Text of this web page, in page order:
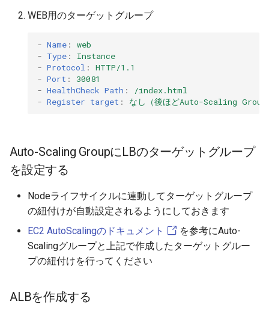
WEB用のターゲットグループ
- Name :
web
- Type :
Instance
- Protocol :
HTTP/1.1
- Port :
30081
- HealthCheck Path :
/index.html
- Register target : なし（後ほどAuto-Scaling Group
Auto-Scaling GroupにLBのターゲットグループ
を設定する
Nodeライフサイクルに連動してターゲットグループ
の紐付けが自動設定されるようにしておきます
EC2 AutoScalingのドキュメント
を参考にAuto-
Scalingグループと上記で作成したターゲットグルー
プの紐付けを行ってください
ALBを作成する